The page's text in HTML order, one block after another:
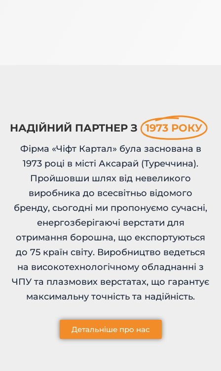
НАДІЙНИЙ ПАРТНЕР З 1973 РОКУ
Фірма «Чіфт Картал» була заснована в
1973 році в місті Аксарай (Туреччина).
Пройшовши шлях від невеликого
виробника до всесвітньо відомого
бренду, сьогодні ми пропонуємо сучасні,
енергозберігаючі верстати для
отримання борошна, що експортуються
до 75 країн світу. Виробництво ведеться
на високотехнологічному обладнанні з
ЧПУ та плазмових верстатах, що гарантує
максимальну точність та надійність.
Детальніше про нас